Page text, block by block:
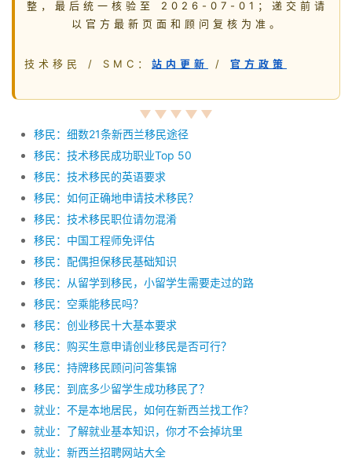
整，最后统一核验至 2026-07-01；递交前请
以官方最新页面和顾问复核为准。
技术移民 / SMC： 站内更新 / 官方政策
移民：细数21条新西兰移民途径
移民：技术移民成功职业Top 50
移民：技术移民的英语要求
移民：如何正确地申请技术移民？
移民：技术移民职位请勿混淆
移民：中国工程师免评估
移民：配偶担保移民基础知识
移民：从留学到移民，小留学生需要走过的路
移民：空乘能移民吗？
移民：创业移民十大基本要求
移民：购买生意申请创业移民是否可行？
移民：持牌移民顾问问答集锦
移民：到底多少留学生成功移民了？
就业：不是本地居民，如何在新西兰找工作？
就业：了解就业基本知识，你才不会掉坑里
就业：新西兰招聘网站大全